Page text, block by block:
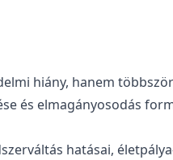
hiány, hanem
és elmagányosodás
hatásai,